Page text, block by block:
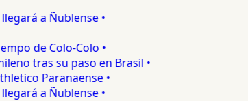
a Ñublense •
de Colo-Colo •
tras su paso en Brasil •
Paranaense •
a Ñublense •